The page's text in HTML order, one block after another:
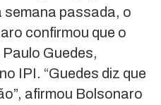
semana passada, o
confirmou que o
Guedes,
IPI. “Guedes diz que
afirmou Bolsonaro